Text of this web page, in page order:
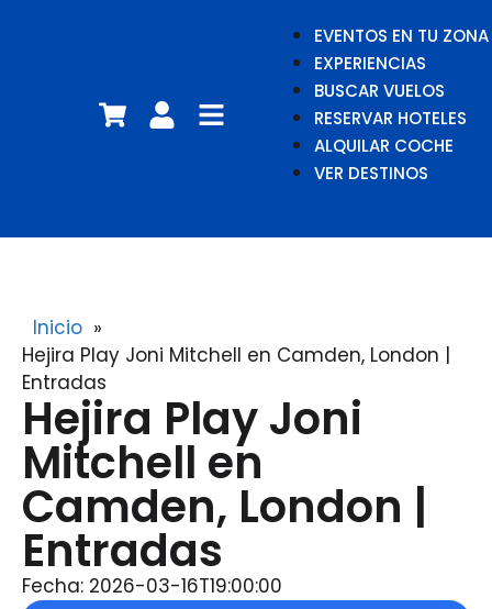
EVENTOS EN TU ZONA
EXPERIENCIAS
BUSCAR VUELOS
RESERVAR HOTELES
ALQUILAR COCHE
VER DESTINOS
Inicio »
Hejira Play Joni Mitchell en Camden, London |
Entradas
Hejira Play Joni
Mitchell en
Camden, London |
Entradas
Fecha: 2026-03-16T19:00:00